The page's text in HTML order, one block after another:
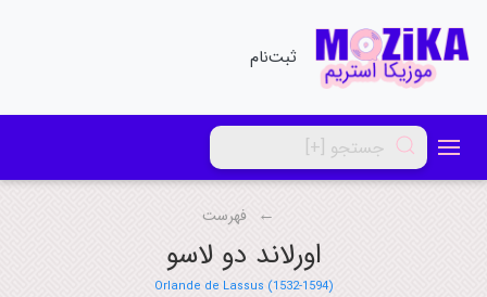
ثبت‌نام
فهرست
اورلاند دو لاسو
Orlande de Lassus (1532-1594)